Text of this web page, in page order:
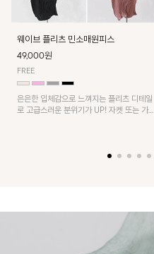
웨이브 플리츠 민소매원피스
49,000원
FREE
은은한 입체감으로 느껴지는 플리츠 디테일
로 고급스러운 분위기가 UP! 자켓 또는 가디